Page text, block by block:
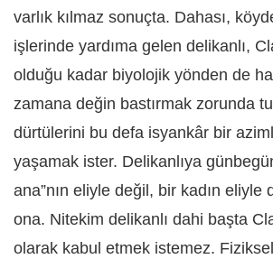
varlık kılmaz sonuçta. Dahası,
işlerinde yardıma gelen delikanlı,
olduğu kadar biyolojik yönden de
zamana değin bastırmak zorunda
dürtülerini bu defa isyankâr bir
yaşamak ister. Delikanlıya
ana”nın eliyle değil, bir kadın eliyle
ona. Nitekim delikanlı dahi başta
olarak kabul etmek istemez.